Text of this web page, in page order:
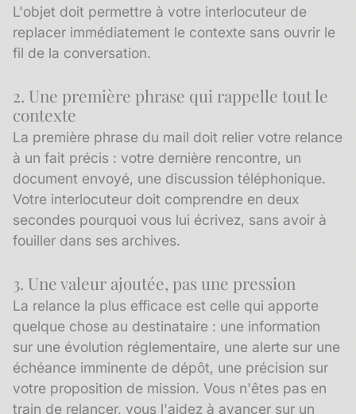
L'objet doit permettre à votre interlocuteur de
replacer immédiatement le contexte sans ouvrir le
fil de la conversation.
2. Une première phrase qui rappelle tout le
contexte
La première phrase du mail doit relier votre relance
à un fait précis : votre dernière rencontre, un
document envoyé, une discussion téléphonique.
Votre interlocuteur doit comprendre en deux
secondes pourquoi vous lui écrivez, sans avoir à
fouiller dans ses archives.
3. Une valeur ajoutée, pas une pression
La relance la plus efficace est celle qui apporte
quelque chose au destinataire : une information
sur une évolution réglementaire, une alerte sur une
échéance imminente de dépôt, une précision sur
votre proposition de mission. Vous n'êtes pas en
train de relancer, vous l'aidez à avancer sur un